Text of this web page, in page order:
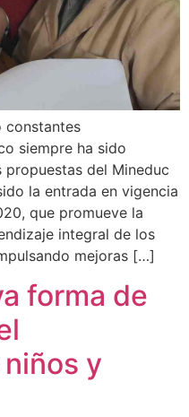
constantes
siempre ha sido
propuestas del Mineduc
la entrada en vigencia
que promueve la
integral de los
mejoras […]
forma de
y